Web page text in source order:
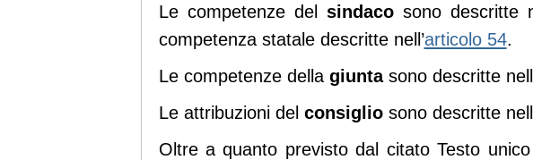
Le competenze del sindacosono descritte
competenza statale descritte nell’articolo 54.
Le competenze della giuntasono descritte
Le attribuzioni del consigliosono descritte
Oltre a quanto previsto dal citato Testo